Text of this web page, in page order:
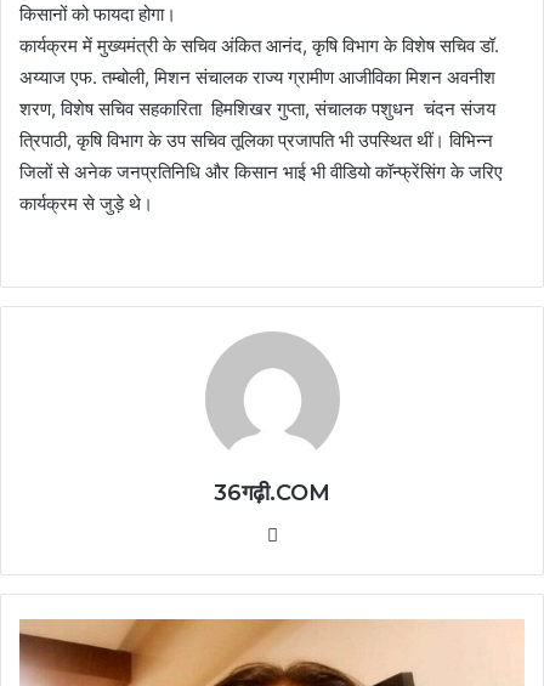
किसानों को फायदा होगा।
कार्यक्रम में मुख्यमंत्री के सचिव अंकित आनंद, कृषि विभाग के विशेष सचिव डॉ.
अय्याज एफ. तम्बोली, मिशन संचालक राज्य ग्रामीण आजीविका मिशन अवनीश
शरण, विशेष सचिव सहकारिता हिमशिखर गुप्ता, संचालक पशुधन चंदन संजय
त्रिपाठी, कृषि विभाग के उप सचिव तूलिका प्रजापति भी उपस्थित थीं। विभिन्न
जिलों से अनेक जनप्रतिनिधि और किसान भाई भी वीडियो कॉन्फ्रेंसिंग के जरिए
कार्यक्रम से जुड़े थे।
36गढ़ी.COM